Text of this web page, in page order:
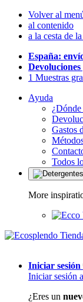
Volver al
al contenido
a la cesta de
España:
1 Muestras
Ayuda
Gastos
Todos
More
Iniciar sesión
Iniciar sesión
¿Eres un